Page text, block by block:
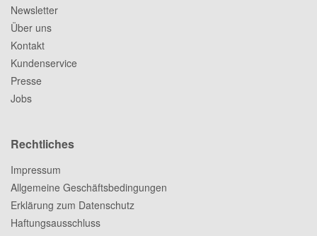
Newsletter
Über uns
Kontakt
Kundenservice
Presse
Jobs
Rechtliches
Impressum
Allgemeine Geschäftsbedingungen
Erklärung zum Datenschutz
Haftungsausschluss